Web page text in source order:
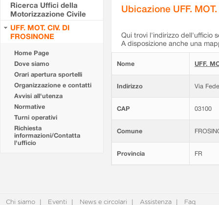
Ricerca Uffici della
Motorizzazione Civile
UFF. MOT. CIV. DI
FROSINONE
Home Page
Dove siamo
Orari apertura sportelli
Organizzazione e contatti
Avvisi all'utenza
Normative
Turni operativi
Richiesta
informazioni/Contatta
l'ufficio
Ubicazione UFF.
Qui trovi l'indirizzo dell'ufficio
A disposizione anche una
Nome UFF.
Indirizzo Via
CAP 03100
Comune
Provincia FR
Chi siamo Eventi News e circolari Assistenza Faq